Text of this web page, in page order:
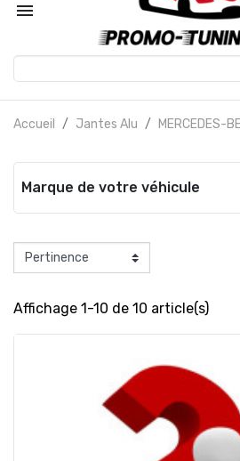

Accueil Jantes Alu MERCEDES-
Marque de votre véhicule
Affichage 1-10 de 10 article(s)